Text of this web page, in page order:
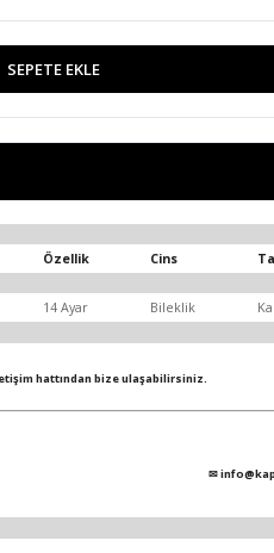
SEPETE EKLE
Özellik Cins
14 Ayar Bileklik
hattından bize ulaşabilirsiniz.
✉